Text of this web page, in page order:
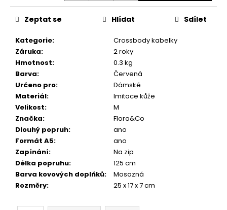
Kategorie:
Crossbody kabelky
Záruka:
2 roky
Hmotnost:
0.3 kg
Barva:
Červená
Určeno pro:
Dámské
Materiál:
Imitace kůže
Velikost:
M
Značka:
Flora&Co
Dlouhý popruh:
ano
Formát A5:
ano
Zapínání:
Na zip
Délka popruhu:
125 cm
Barva kovových doplňků:
Mosazná
Rozměry: 25 x 17 x 7 cm
Zeptat se Hlídat Sdílet
e